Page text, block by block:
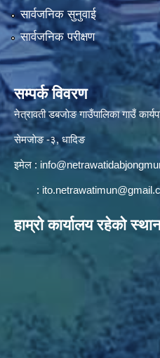
सार्वजनिक सुनुवाई
सार्वजनिक परीक्षण
सम्पर्क विवरण
नेत्रावती डबजाेङ गाउँपालिका गाउँ
सेमजाेङ -३, धादिङ
इमेल :
:
हाम्राे कार्यालय रहेकाे